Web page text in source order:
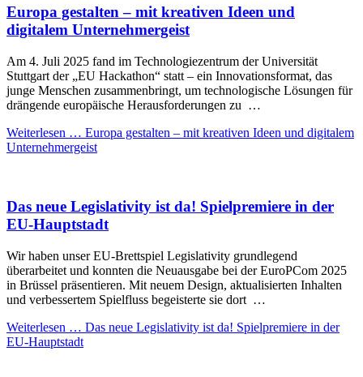
Europa gestalten – mit kreativen Ideen und
digitalem Unternehmergeist
Am 4. Juli 2025 fand im Technologiezentrum der Universität
Stuttgart der „EU Hackathon“ statt – ein Innovationsformat, das
junge Menschen zusammenbringt, um technologische Lösungen für
drängende europäische Herausforderungen zu …
Weiterlesen … Europa gestalten – mit kreativen Ideen und digitalem
Unternehmergeist
Das neue Legislativity ist da! Spielpremiere in der
EU-Hauptstadt
Wir haben unser EU-Brettspiel Legislativity grundlegend
überarbeitet und konnten die Neuausgabe bei der EuroPCom 2025
in Brüssel präsentieren. Mit neuem Design, aktualisierten Inhalten
und verbessertem Spielfluss begeisterte sie dort …
Weiterlesen … Das neue Legislativity ist da! Spielpremiere in der
EU-Hauptstadt